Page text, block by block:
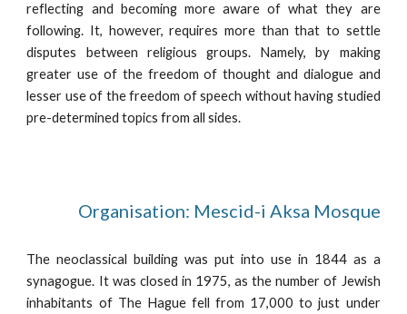
reflecting and becoming more aware of what they are
following. It, however, requires more than that to settle
disputes between religious groups. Namely, by making
greater use of the freedom of thought and dialogue and
lesser use of the freedom of speech without having studied
pre-determined topics from all sides.
Organisation: Mescid-i Aksa Mosque
The neoclassical building was put into use in 1844 as a
synagogue. It was closed in 1975, as the number of Jewish
inhabitants of The Hague fell from 17,000 to just under